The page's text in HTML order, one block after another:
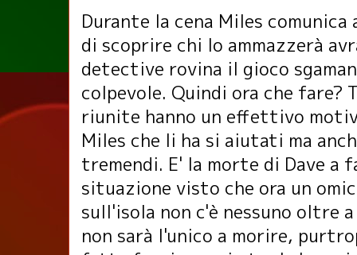
Durante la cena Miles
di scoprire chi lo ammazzerà
detective rovina il gioco
colpevole. Quindi ora che fare?
riunite hanno un effettivo
Miles che li ha si aiutati ma
tremendi. E' la morte di Dave a
situazione visto che ora un
sull'isola non c'è nessuno oltre
non sarà l'unico a morire,